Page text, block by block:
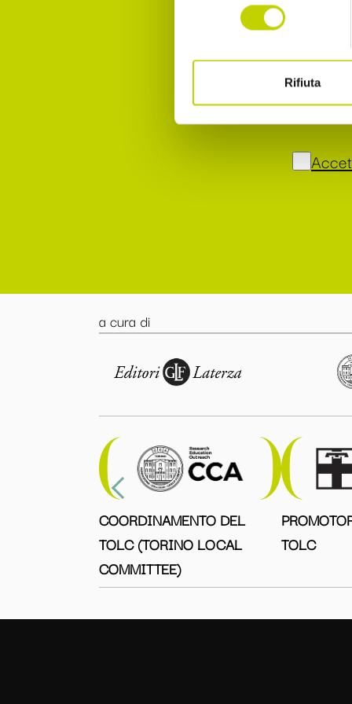
Rifiuta
a cura di
COORDINAMENTO DEL
TOLC (TORINO LOCAL
COMMITTEE)
TOLC